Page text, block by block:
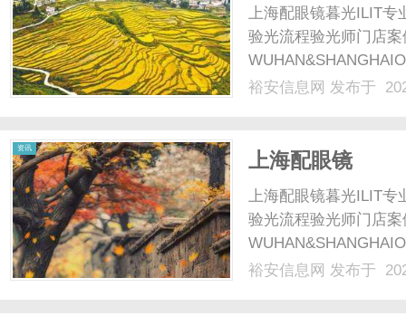
上海配眼镜暮光ILIT专
验光流程验光师门店
配镜的写字楼眼镜店
裕安信息网 发布于
资讯
上海配眼镜
上海配眼镜暮光ILIT专
验光流程验光师门店
配镜的写字楼眼镜店
裕安信息网 发布于